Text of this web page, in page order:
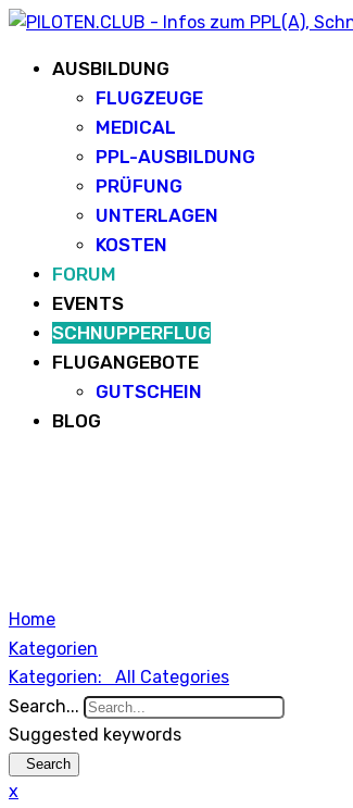
AUSBILDUNG
FLUGZEUGE
MEDICAL
PPL-AUSBILDUNG
PRÜFUNG
UNTERLAGEN
KOSTEN
FORUM
EVENTS
SCHNUPPERFLUG
FLUGANGEBOTE
GUTSCHEIN
BLOG
Home
Kategorien
Kategorien:
All Categories
Search...
Suggested keywords
Search
x